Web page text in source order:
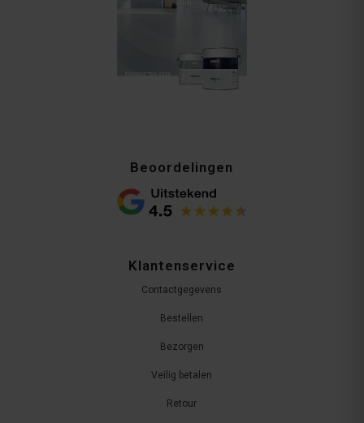
Beoordelingen
Klantenservice
Contactgegevens
Bestellen
Bezorgen
Veilig betalen
Retour